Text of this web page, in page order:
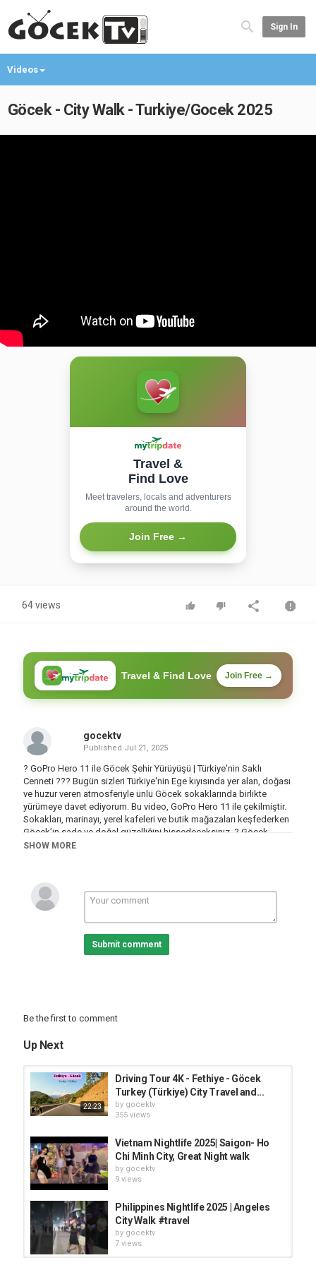
Sign In
Videos
Göcek - City Walk - Turkiye/Gocek 2025
Travel &
Find Love
Meet travelers, locals and adventurers
around the world.
Join Free →
64 views
Travel & Find Love Join Free →
gocektv
Published Jul 21, 2025
? GoPro Hero 11 ile Göcek Şehir Yürüyüşü | Türkiye'nin Saklı
Cenneti ??? Bugün sizleri Türkiye'nin Ege kıyısında yer alan, doğası
ve huzur veren atmosferiyle ünlü Göcek sokaklarında birlikte
yürümeye davet ediyorum. Bu video, GoPro Hero 11 ile çekilmiştir.
Sokakları, marinayı, yerel kafeleri ve butik mağazaları keşfederken
Göcek’in sade ve doğal güzelliğini hissedeceksiniz. ? Göcek
Nerede? Muğla'nın Fethiye ilçesine bağlı bu küçük kasaba,
yürüyüş Kafeler, çiçekli sokaklar ve yerel yaşam Göcek marina
çevresi ve sahil şeridi görüntüleri ? Videoyu beğenmeyi ve abone
olmayı unutmayın! ?️ Yeni videolar için bildirimleri açabilirsiniz.
#Göcek #TürkiyeYürüyüş #GoPro11 #CityWalk #4KWalkingTour
SHOW MORE
Submit comment
Be the first to comment
Up Next
22:23
Driving Tour 4K - Fethiye - Göcek
Turkey (Türkiye) City Travel and...
by gocektv
355 views
Vietnam Nightlife 2025| Saigon- Ho
Chi Minh City, Great Night walk
by gocektv
9 views
Philippines Nightlife 2025 | Angeles
City Walk #travel
by gocektv
7 views